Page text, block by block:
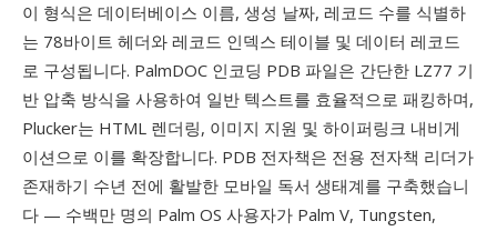
이 형식은 데이터베이스 이름, 생성 날짜, 레코드 수를 식별하
는 78바이트 헤더와 레코드 인덱스 테이블 및 데이터 레코드
로 구성됩니다. PalmDOC 인코딩 PDB 파일은 간단한 LZ77 기
반 압축 방식을 사용하여 일반 텍스트를 효율적으로 패킹하며,
Plucker는 HTML 렌더링, 이미지 지원 및 하이퍼링크 내비게
이션으로 이를 확장합니다. PDB 전자책은 전용 전자책 리더가
존재하기 수년 전에 활발한 모바일 독서 생태계를 구축했습니
다 — 수백만 명의 Palm OS 사용자가 Palm V, Tungsten,